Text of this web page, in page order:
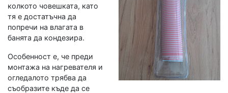
колкото човешката, като
тя е достатъчна да
попречи на влагата в
банята да кондезира.
Особенност е, че преди
монтажа на нагревателя и
огледалото трябва да
съобразите къде да се